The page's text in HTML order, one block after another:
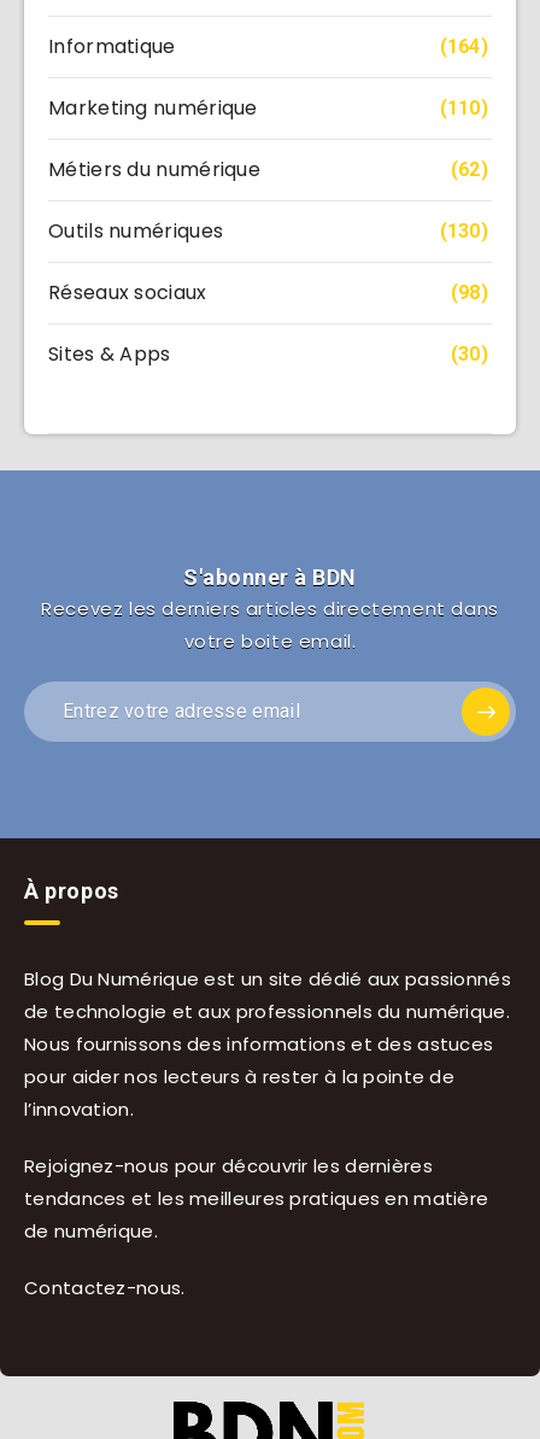
Informatique (164)
Marketing numérique (110)
Métiers du numérique (62)
Outils numériques (130)
Réseaux sociaux (98)
Sites & Apps (30)
S'abonner à BDN
Recevez les derniers articles directement dans
votre boite email.
À propos
Blog Du Numérique est un site dédié aux passionnés
de technologie et aux professionnels du numérique.
Nous fournissons des informations et des astuces
pour aider nos lecteurs à rester à la pointe de
l’innovation.
Rejoignez-nous pour découvrir les dernières
tendances et les meilleures pratiques en matière
de numérique.
Contactez-nous.